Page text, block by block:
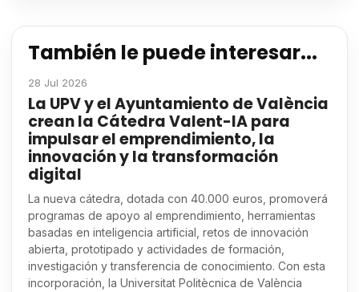
También le puede interesar...
28 Jul 2026
La UPV y el Ayuntamiento de València
crean la Cátedra Valent-IA para
impulsar el emprendimiento, la
innovación y la transformación
digital
La nueva cátedra, dotada con 40.000 euros, promoverá
programas de apoyo al emprendimiento, herramientas
basadas en inteligencia artificial, retos de innovación
abierta, prototipado y actividades de formación,
investigación y transferencia de conocimiento. Con esta
incorporación, la Universitat Politècnica de València